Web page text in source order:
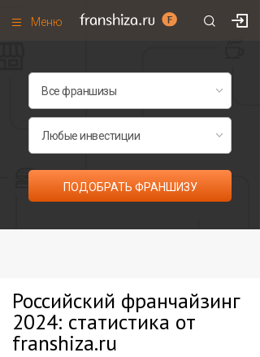
Меню
Франшизы по категориям
Рейтинг франшиз
Все франшизы списком
ПОДОБРАТЬ ФРАНШИЗУ
Российский франчайзинг
2024: статистика от
franshiza.ru